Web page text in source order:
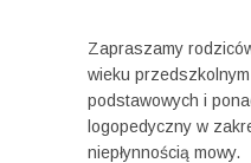
Zapraszamy
wieku
podstawowych i
logopedyczny w
niepłynnością mowy.